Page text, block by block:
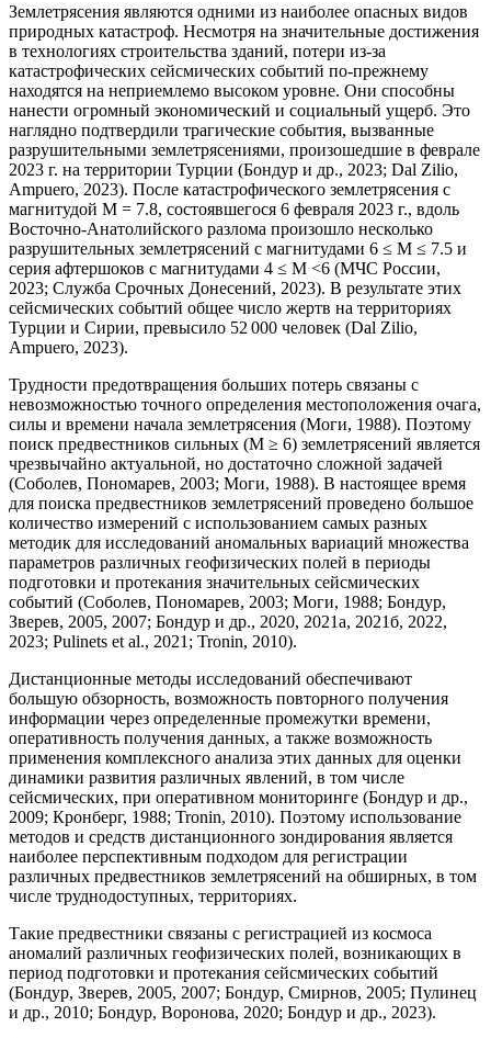
Землетрясения являются одними из наиболее опасных видов
природных катастроф. Несмотря на значительные достижения
в технологиях строительства зданий, потери из-за
катастрофических сейсмических событий по-прежнему
находятся на неприемлемо высоком уровне. Они способны
нанести огромный экономический и социальный ущерб. Это
наглядно подтвердили трагические события, вызванные
разрушительными землетрясениями, произошедшие в феврале
2023 г. на территории Турции (Бондур и др., 2023; Dal Zilio,
Ampuero, 2023). После катастрофического землетрясения с
магнитудой М = 7.8, состоявшегося 6 февраля 2023 г., вдоль
Восточно-Анатолийского разлома произошло несколько
разрушительных землетрясений с магнитудами 6 ≤ М ≤ 7.5 и
серия афтершоков с магнитудами 4 ≤ М <6 (МЧС России,
2023; Служба Срочных Донесений, 2023). В результате этих
сейсмических событий общее число жертв на территориях
Турции и Сирии, превысило 52 000 человек (Dal Zilio,
Ampuero, 2023).
Трудности предотвращения больших потерь связаны с
невозможностью точного определения местоположения очага,
силы и времени начала землетрясения (Моги, 1988). Поэтому
поиск предвестников сильных (M ≥ 6) землетрясений является
чрезвычайно актуальной, но достаточно сложной задачей
(Соболев, Пономарев, 2003; Моги, 1988). В настоящее время
для поиска предвестников землетрясений проведено большое
количество измерений с использованием самых разных
методик для исследований аномальных вариаций множества
параметров различных геофизических полей в периоды
подготовки и протекания значительных сейсмических
событий (Соболев, Пономарев, 2003; Моги, 1988; Бондур,
Зверев, 2005, 2007; Бондур и др., 2020, 2021а, 2021б, 2022,
2023; Pulinets et al., 2021; Tronin, 2010).
Дистанционные методы исследований обеспечивают
большую обзорность, возможность повторного получения
информации через определенные промежутки времени,
оперативность получения данных, а также возможность
применения комплексного анализа этих данных для оценки
динамики развития различных явлений, в том числе
сейсмических, при оперативном мониторинге (Бондур и др.,
2009; Кронберг, 1988; Tronin, 2010). Поэтому использование
методов и средств дистанционного зондирования является
наиболее перспективным подходом для регистрации
различных предвестников землетрясений на обширных, в том
числе труднодоступных, территориях.
Такие предвестники связаны с регистрацией из космоса
аномалий различных геофизических полей, возникающих в
период подготовки и протекания сейсмических событий
(Бондур, Зверев, 2005, 2007; Бондур, Смирнов, 2005; Пулинец
и др., 2010; Бондур, Воронова, 2020; Бондур и др., 2023).